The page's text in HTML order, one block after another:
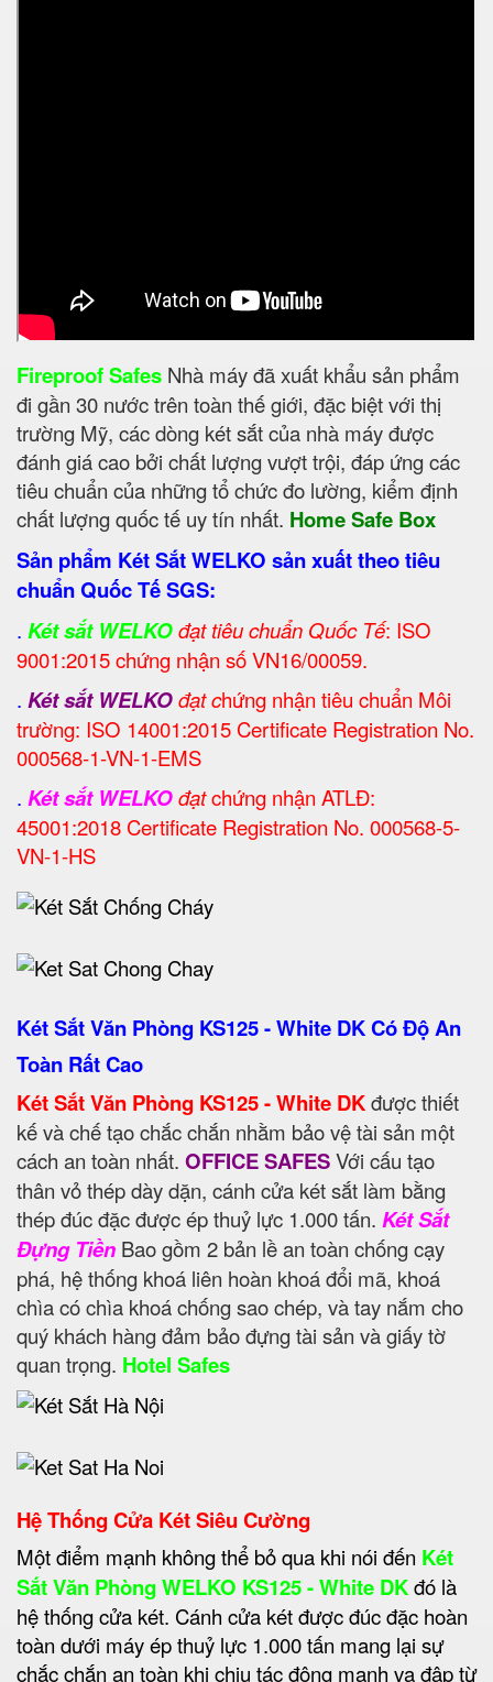
Fireproof Safes Nhà máy đã xuất khẩu sản phẩm
đi gần 30 nước trên toàn thế giới, đặc biệt với thị
trường Mỹ, các dòng két sắt của nhà máy được
đánh giá cao bởi chất lượng vượt trội, đáp ứng các
tiêu chuẩn của những tổ chức đo lường, kiểm định
chất lượng quốc tế uy tín nhất. Home Safe Box
Sản phẩm Két Sắt WELKO sản xuất theo tiêu
chuẩn Quốc Tế SGS:
. Két sắt WELKOđạt tiêu chuẩn Quốc Tế: ISO
9001:2015 chứng nhận số VN16/00059.
. Két sắt WELKOđạt chứng nhận tiêu chuẩn Môi
trường: ISO 14001:2015 Certificate Registration No.
000568-1-VN-1-EMS
. Két sắt WELKOđạtchứng nhận ATLĐ:
45001:2018 Certificate Registration No. 000568-5-
VN-1-HS
Két Sắt Văn Phòng KS125 - White DK Có Độ An
Toàn Rất Cao
Két Sắt Văn Phòng KS125 - White DKđược thiết
kế và chế tạo chắc chắn nhằm bảo vệ tài sản một
cách an toàn nhất. OFFICE SAFESVới cấu tạo
thân vỏ thép dày dặn, cánh cửa két sắt làm bằng
thép đúc đặc được ép thuỷ lực 1.000 tấn. Két Sắt
Đựng Tiền Bao gồm 2 bản lề an toàn chống cạy
phá, hệ thống khoá liên hoàn khoá đổi mã, khoá
chìa có chìa khoá chống sao chép, và tay nắm cho
quý khách hàng đảm bảo đựng tài sản và giấy tờ
quan trọng. Hotel Safes
Hệ Thống Cửa Két Siêu Cường
Một điểm mạnh không thể bỏ qua khi nói đến Két
Sắt Văn Phòng WELKO KS125 - White DKđó là
hệ thống cửa két. Cánh cửa két được đúc đặc hoàn
toàn dưới máy ép thuỷ lực 1.000 tấn mang lại sự
chắc chắn an toàn khi chịu tác động mạnh va đập từ